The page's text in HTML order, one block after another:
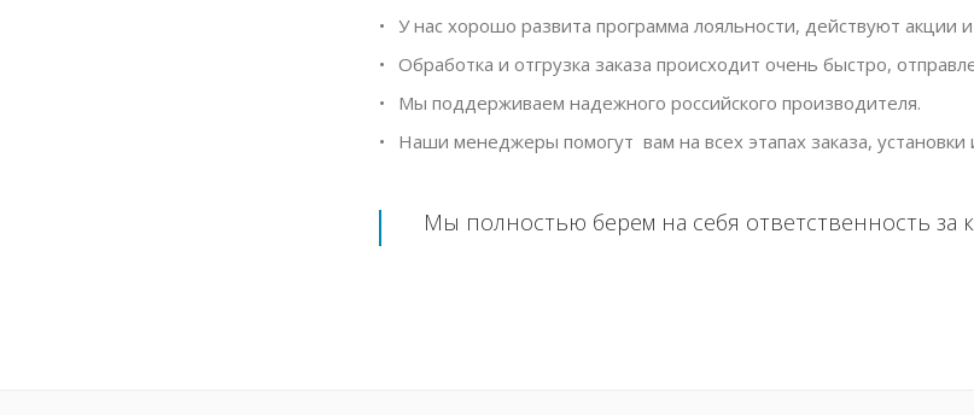
У нас хорошо развита программа лояльности, действуют акции
Обработка и отгрузка заказа происходит очень быстро,
Мы поддерживаем надежного российского производителя.
Наши менеджеры помогут вам на всех этапах заказа, установки
Мы полностью берем на себя ответственность за